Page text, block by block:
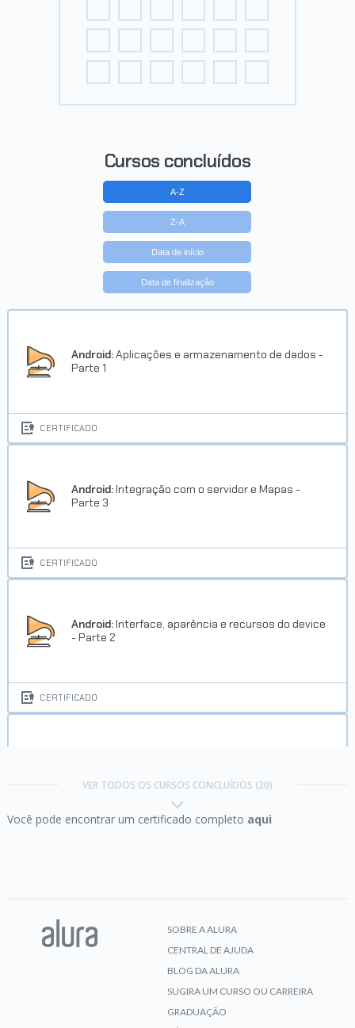
Cursos concluídos
A-Z
Z-A
Data de início
Data de finalização
Android:Aplicações e armazenamento de dados -
Parte 1
CERTIFICADO
Android: Integração com o servidor e Mapas -
Parte 3
CERTIFICADO
Android: Interface, aparência e recursos do device
- Parte 2
CERTIFICADO
VER TODOS OS CURSOS CONCLUÍDOS (20)
Você pode encontrar um certificado completo aqui
SOBRE A ALURA
CENTRAL DE AJUDA
BLOG DA ALURA
SUGIRA UM CURSO OU CARREIRA
GRADUAÇÃO